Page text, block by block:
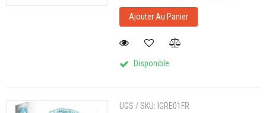
Ajouter Au Panier
Disponible
UGS / SKU: IGRE01FR